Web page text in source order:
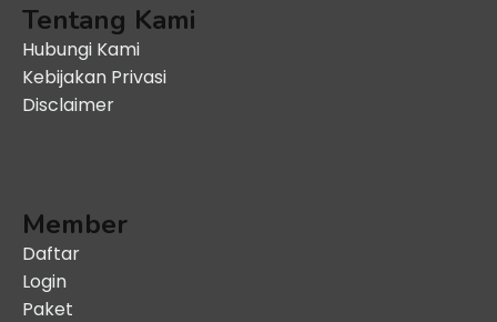
Tentang Kami
Hubungi Kami
Kebijakan Privasi
Disclaimer
Member
Daftar
Login
Paket